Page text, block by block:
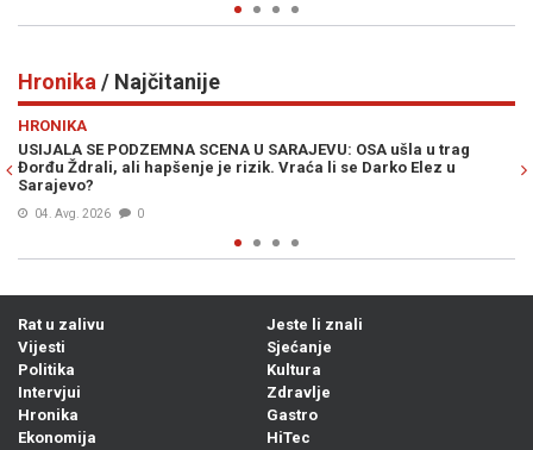
Hronika / Najčitanije
SCENA U SARAJEVU: OSA ušla u trag
hapšenje je rizik. Vraća li se Darko Elez u
"AKO ŽELITE
potukao na plaži,
Rat u zalivu
Vijesti
Politika
Intervjui
Hronika
Ekonomija
Jeste li znali
Sjećanje
Kultura
Zdravlje
Gastro
HiTec